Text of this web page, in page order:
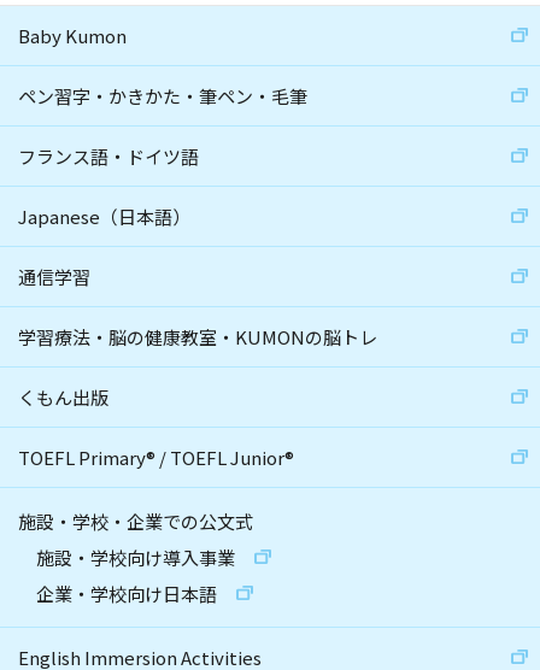
Baby Kumon
ペン習字・かきかた・筆ペン・毛筆
フランス語・ドイツ語
Japanese（日本語）
通信学習
学習療法・脳の健康教室・KUMONの脳トレ
くもん出版
TOEFL Primary® /TOEFL Junior®
施設・学校・企業での公文式
施設・学校向け導入事業
企業・学校向け日本語
English Immersion Activities